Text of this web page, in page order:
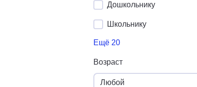
Дошкольнику
Школьнику
Ещё 20
Возраст
Любой